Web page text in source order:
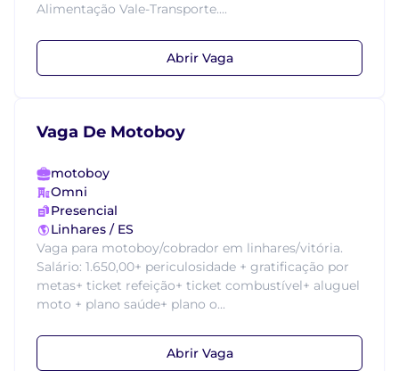
Alimentação Vale-Transporte....
Abrir Vaga
Vaga De Motoboy
motoboy
Omni
Presencial
Linhares / ES
Vaga para motoboy/cobrador em linhares/vitória.
Salário: 1.650,00+ periculosidade + gratificação por
metas+ ticket refeição+ ticket combustível+ aluguel
moto + plano saúde+ plano o...
Abrir Vaga